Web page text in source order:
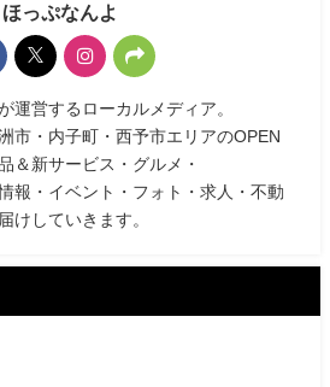
ほっぷなんよ
運営するローカルメディア。
市・内子町・西予市エリアのOPEN
＆新サービス・グルメ・
報・イベント・フォト・求人・不動
けしていきます。